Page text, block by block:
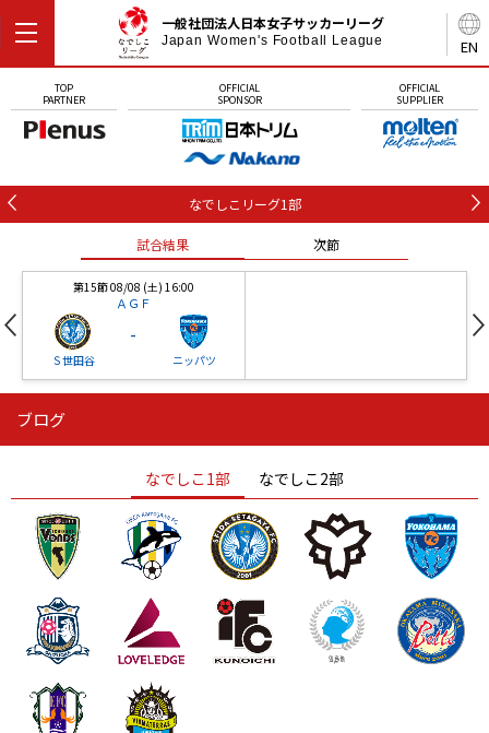
EN
一般社団法人日本女子サッカーリーグ
Japan Women's Football League
TOP
PARTNER
OFFICIAL
SPONSOR
OFFICIAL
SUPPLIER
なでしこリーグ1部
試合結果 次節
第15節 08/08 (土) 16:00
ＡＧＦ
Ｓ世田谷
-
ニッパツ
ニッパツ
ニッパツ 名古屋
石人の星
静岡 愛媛Ｌ
ブログ
なでしこ1部 なでしこ2部